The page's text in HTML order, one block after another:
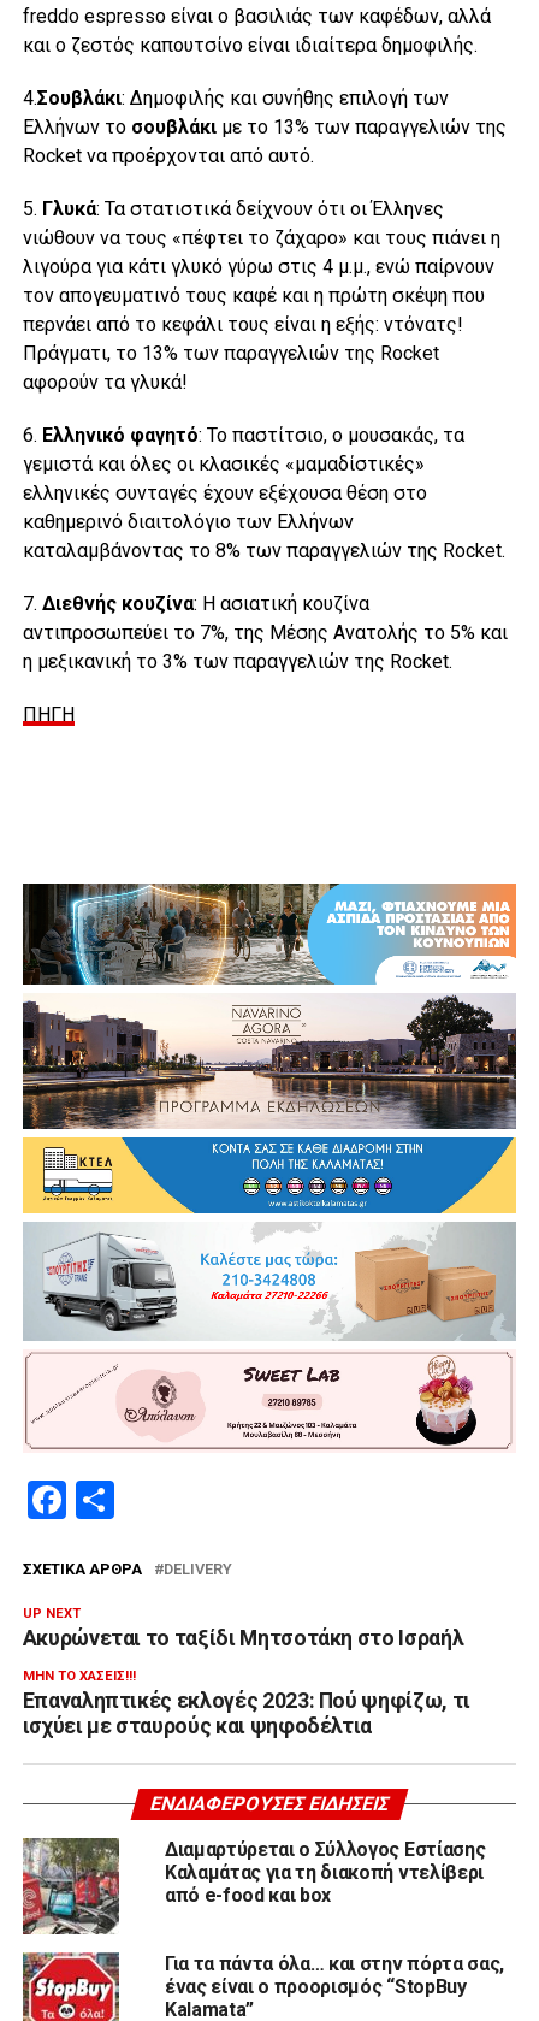
freddo espresso είναι ο βασιλιάς των καφέδων, αλλά
και ο ζεστός καπουτσίνο είναι ιδιαίτερα δημοφιλής.
4.Σουβλάκι: Δημοφιλής και συνήθης επιλογή των
Ελλήνων το σουβλάκιμε το 13% των παραγγελιών της
Rocket να προέρχονται από αυτό.
5. Γλυκά: Τα στατιστικά δείχνουν ότι οι Έλληνες
νιώθουν να τους «πέφτει το ζάχαρο» και τους πιάνει η
λιγούρα για κάτι γλυκό γύρω στις 4 μ.μ., ενώ παίρνουν
τον απογευματινό τους καφέ και η πρώτη σκέψη που
περνάει από το κεφάλι τους είναι η εξής: ντόνατς!
Πράγματι, το 13% των παραγγελιών της Rocket
αφορούν τα γλυκά!
6. Ελληνικό φαγητό: Το παστίτσιο, ο μουσακάς, τα
γεμιστά και όλες οι κλασικές «μαμαδίστικές»
ελληνικές συνταγές έχουν εξέχουσα θέση στο
καθημερινό διαιτολόγιο των Ελλήνων
καταλαμβάνοντας το 8% των παραγγελιών της Rocket.
7. Διεθνής κουζίνα: Η ασιατική κουζίνα
αντιπροσωπεύει το 7%, της Μέσης Ανατολής το 5% και
η μεξικανική το 3% των παραγγελιών της Rocket.
ΠΗΓΗ
Facebook
Μοιραστείτε
ΣΧΕΤΙΚΆ ΆΡΘΡΑ DELIVERY
UP NEXT
Ακυρώνεται το ταξίδι Μητσοτάκη στο Ισραήλ
ΜΗΝ ΤΟ ΧΆΣΕΙΣ!!!
Επαναληπτικές εκλογές 2023: Πού ψηφίζω, τι
ισχύει με σταυρούς και ψηφοδέλτια
ΕΝΔΙΑΦΈΡΟΥΣΕΣ ΕΙΔΉΣΕΙΣ
Διαμαρτύρεται ο Σύλλογος Εστίασης
Καλαμάτας για τη διακοπή ντελίβερι
από e-food και box
Για τα πάντα όλα… και στην πόρτα σας,
ένας είναι ο προορισμός “StopBuy
Kalamata”